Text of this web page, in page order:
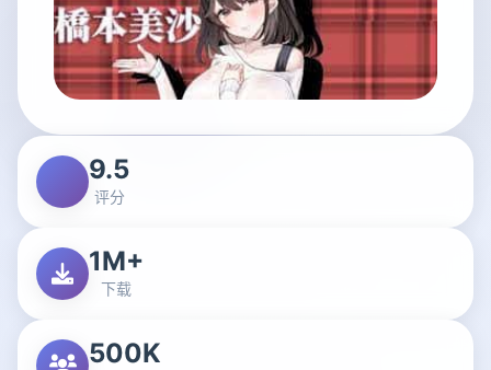
9.5
评分
1M+
下载
500K